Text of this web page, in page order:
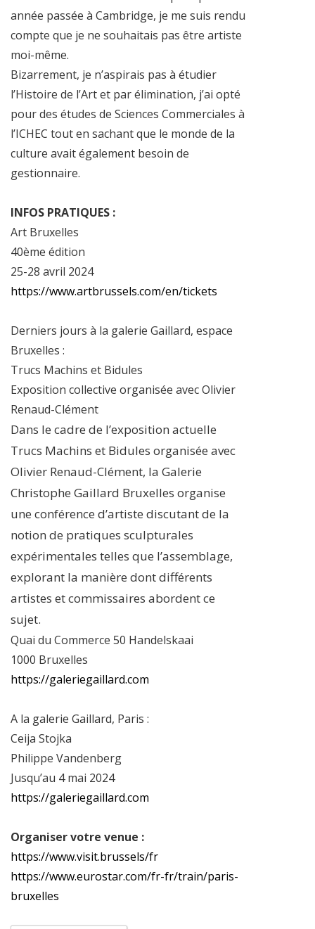
année passée à Cambridge, je me suis rendu
compte que je ne souhaitais pas être artiste
moi-même.
Bizarrement, je n’aspirais pas à étudier
l’Histoire de l’Art et par élimination, j’ai opté
pour des études de Sciences Commerciales à
l’ICHEC tout en sachant que le monde de la
culture avait également besoin de
gestionnaire.
INFOS PRATIQUES :
Art Bruxelles
40ème édition
25-28 avril 2024
https://www.artbrussels.com/en/tickets
Derniers jours à la galerie Gaillard, espace
Bruxelles :
Trucs Machins et Bidules
Exposition collective organisée avec Olivier
Renaud-Clément
Dans le cadre de l’exposition actuelle
Trucs Machins et Bidules organisée avec
Olivier Renaud-Clément, la Galerie
Christophe Gaillard Bruxelles organise
une conférence d’artiste discutant de la
notion de pratiques sculpturales
expérimentales telles que l’assemblage,
explorant la manière dont différents
artistes et commissaires abordent ce
sujet.
Quai du Commerce 50 Handelskaai
1000 Bruxelles
https://galeriegaillard.com
A la galerie Gaillard, Paris :
Ceija Stojka
Philippe Vandenberg
Jusqu’au 4 mai 2024
https://galeriegaillard.com
Organiser votre venue :
https://www.visit.brussels/fr
https://www.eurostar.com/fr-fr/train/paris-
bruxelles